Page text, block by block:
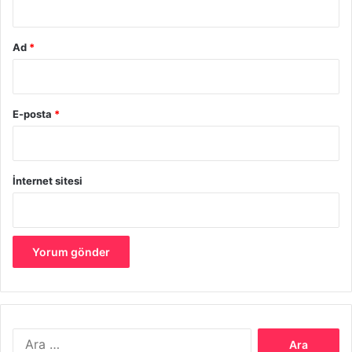
Dağınık bir banyo, en şık dekorasyonu bile gölgede
bırakabilir. Bunun önüne geçmek için estetik depolama
kavanozlar ve dekoratif sepetlerle hem düzen sağlayabilir
Ad *
E-posta *
İnternet sitesi